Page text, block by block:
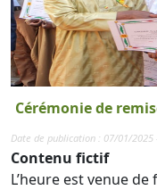
Cérémonie de
Date de publication : 07/01/2025
Contenu fictif
L’heure est venue